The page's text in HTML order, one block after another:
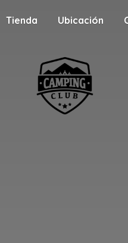
Tienda Ubicación